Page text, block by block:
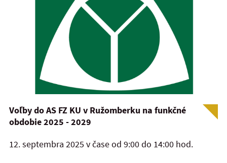
Voľby do AS FZ KU v Ružomberku na funkčné
obdobie 2025 - 2029
12. septembra 2025 v čase od 9:00 do 14:00 hod.